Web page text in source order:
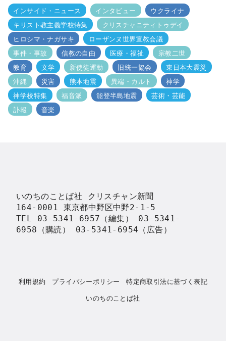
インサイド・ニュース インタビュー
ウクライナ
キリスト教主義学校特集
クリスチャニティトゥデイ
ヒロシマ・ナガサキ
ローザンヌ世界宣教会議
事件・事故
信教の自由 医療・福祉
宗教二世
教育
文学 新使徒運動 旧統一協会
東日本大震災
沖縄
災害 熊本地震 異端・カルト
神学
神学校特集
福音派 能登半島地震
芸術・芸能
訃報
音楽
いのちのことば社 クリスチャン新聞
164-0001 東京都中野区中野2-1-5
TEL 03-5341-6957（編集） 03-5341-
6958（購読） 03-5341-6954（広告）
利用規約 プライバシーポリシー
特定商取引法に基づく表記
いのちのことば社